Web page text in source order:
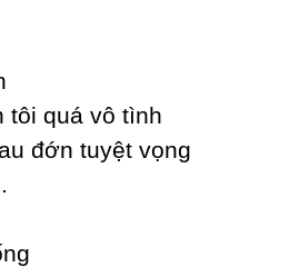
tôi quá vô tình
đớn tuуệt vọng